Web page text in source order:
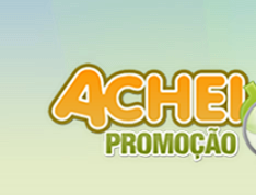
conteúdo